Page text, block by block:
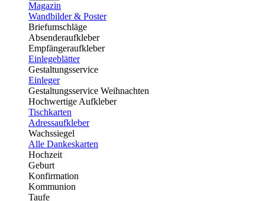
Magazin
Wandbilder & Poster
Briefumschläge
Absenderaufkleber
Empfängeraufkleber
Einlegeblätter
Gestaltungsservice
Einleger
Gestaltungsservice Weihnachten
Hochwertige Aufkleber
Tischkarten
Adressaufkleber
Wachssiegel
Alle Dankeskarten
Hochzeit
Geburt
Konfirmation
Kommunion
Taufe